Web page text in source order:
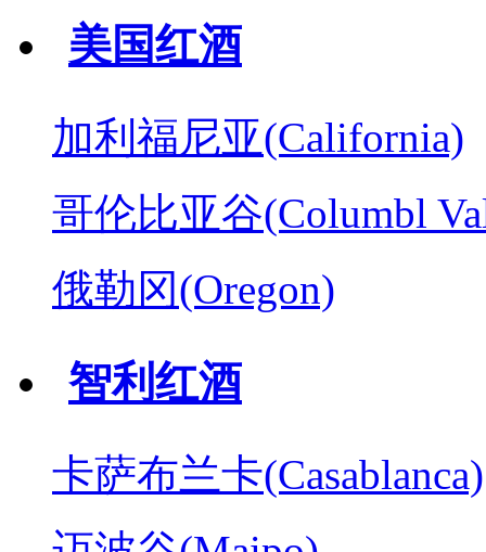
美国红酒
加利福尼亚(California)
哥伦比亚谷(Columbl
俄勒冈(Oregon)
智利红酒
卡萨布兰卡(Casablanca)